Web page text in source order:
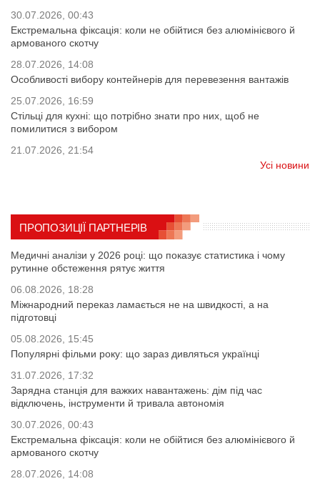
30.07.2026, 00:43
Екстремальна фіксація: коли не обійтися без алюмінієвого й
армованого скотчу
28.07.2026, 14:08
Особливості вибору контейнерів для перевезення вантажів
25.07.2026, 16:59
Стільці для кухні: що потрібно знати про них, щоб не
помилитися з вибором
21.07.2026, 21:54
Усі новини
ПРОПОЗИЦІЇ ПАРТНЕРІВ
Медичні аналізи у 2026 році: що показує статистика і чому
рутинне обстеження рятує життя
06.08.2026, 18:28
Міжнародний переказ ламається не на швидкості, а на
підготовці
05.08.2026, 15:45
Популярні фільми року: що зараз дивляться українці
31.07.2026, 17:32
Зарядна станція для важких навантажень: дім під час
відключень, інструменти й тривала автономія
30.07.2026, 00:43
Екстремальна фіксація: коли не обійтися без алюмінієвого й
армованого скотчу
28.07.2026, 14:08